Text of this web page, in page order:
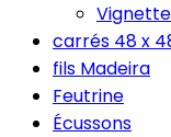
carrés 48 x
fils Madeira
Feutrine
Écussons